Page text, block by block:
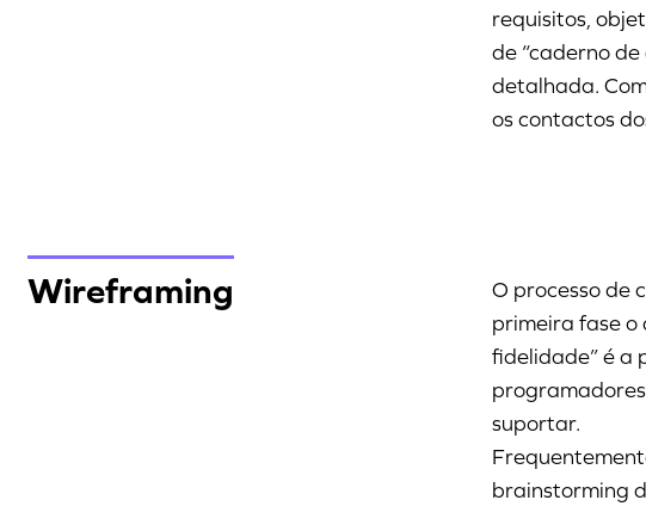
requisitos,
de “caderno
detalhada.
os contactos
Wireframing
O processo de
primeira fase o
fidelidade” é a
suportar.
brainstorming